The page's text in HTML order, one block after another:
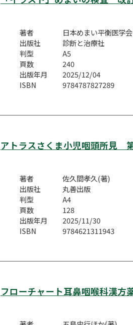
著者
日本めまい平衡医学
出版社
診断と治療社
判型
A5
頁数
240
出版年月
2025/12/04
ISBN
9784787827289
アトラスさくま小児咽頭所見
著者
佐久間孝久(著)
出版社
丸善出版
判型
A4
頁数
128
出版年月
2025/11/30
ISBN
9784621311943
フローチャート耳鼻咽喉科漢方